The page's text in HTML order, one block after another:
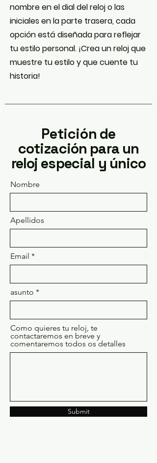
nombre en el dial del reloj o las
iniciales en la parte trasera, cada
opción está diseñada para reflejar
tu estilo personal. ¡Crea un reloj que
muestre tu estilo y que cuente tu
historia!
Petición de
cotización para un
reloj especial y único
Nombre
Apellidos
Email
asunto
Como quieres tu reloj, te
contactaremos en breve y
comentaremos todos os detalles
Submit